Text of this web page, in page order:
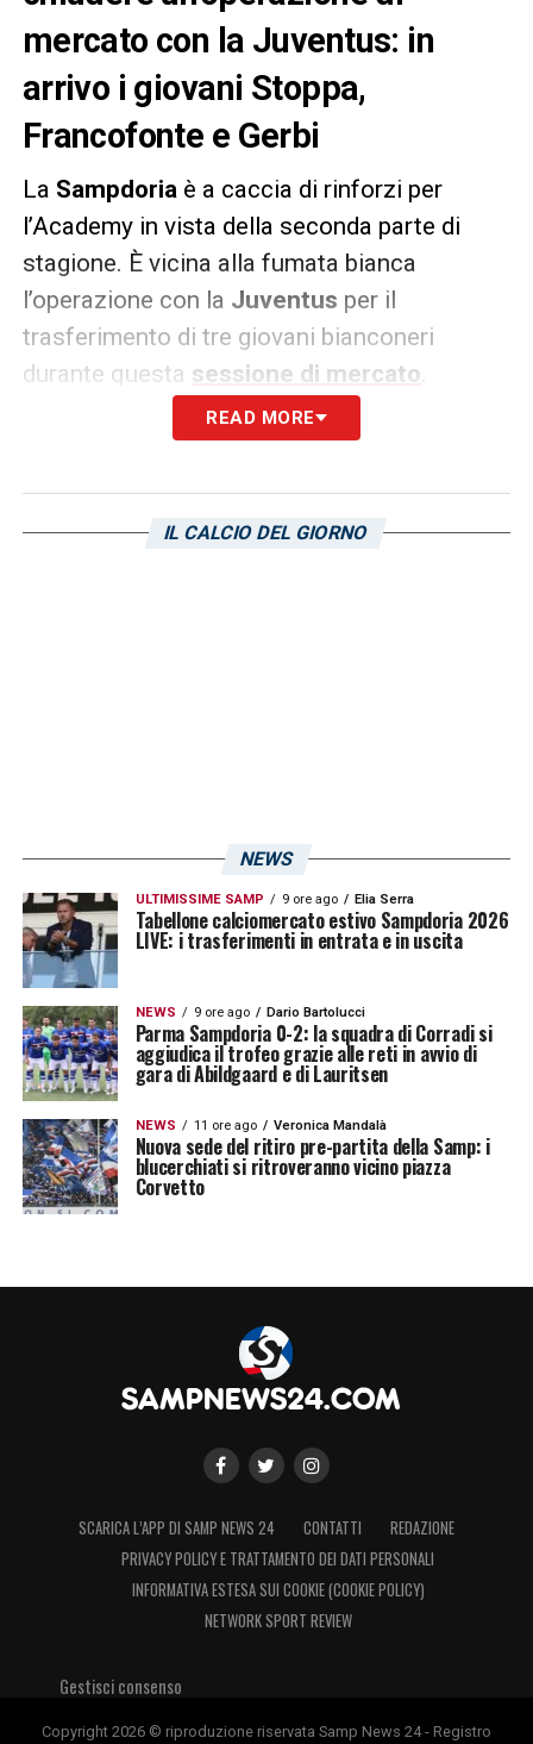
mercato con la Juventus: in
arrivo i giovani Stoppa,
Francofonte e Gerbi
La Sampdoria è a caccia di rinforzi per
l’Academy in vista della seconda parte di
stagione. È vicina alla fumata bianca
l’operazione con la Juventus per il
trasferimento di tre giovani bianconeri
durante questa sessione di mercato
Si tratta degli attaccanti classe 2000
READ MORE
IL CALCIO DEL GIORNO
NEWS
ULTIMISSIME SAMP 9 ore ago Elia Serra
Tabellone calciomercato estivo Sampdoria 2026
LIVE: i trasferimenti in entrata e in uscita
NEWS 9 ore ago Dario Bartolucci
Parma Sampdoria 0-2: la squadra di Corradi si
aggiudica il trofeo grazie alle reti in avvio di
gara di Abildgaard e di Lauritsen
NEWS 11 ore ago Veronica Mandalà
Nuova sede del ritiro pre-partita della Samp: i
blucerchiati si ritroveranno vicino piazza
Corvetto
SCARICA L’APP DI SAMP NEWS 24 CONTATTI
REDAZIONE
PRIVACY POLICY E TRATTAMENTO DEI DATI PERSONALI
INFORMATIVA ESTESA SUI COOKIE (COOKIE POLICY)
NETWORK SPORT REVIEW
Gestisci consenso
Copyright 2026 © riproduzione riservata Samp News 24 - Registro